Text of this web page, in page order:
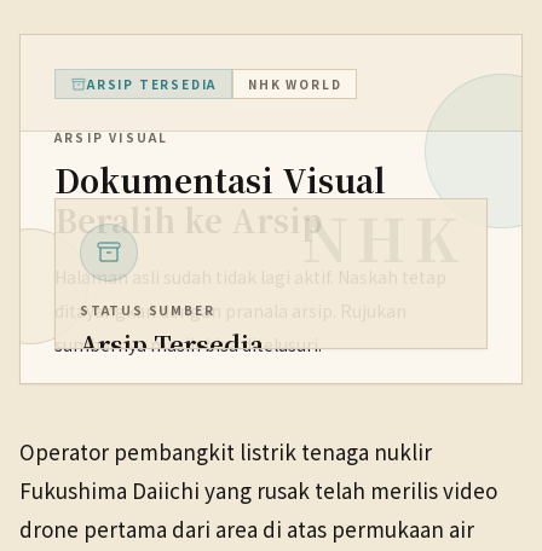
ARSIP TERSEDIA NHK WORLD
ARSIP VISUAL
Dokumentasi Visual
Beralih ke Arsip
Halaman asli sudah tidak lagi aktif. Naskah tetap
ditayangkan dengan pranala arsip. Rujukan
sumbernya masih bisa ditelusuri.
NHK
STATUS SUMBER
Arsip Tersedia
TANGGAL SUMBER
20 Mar 2026
Operator pembangkit listrik tenaga nuklir
Fukushima Daiichi yang rusak telah merilis video
drone pertama dari area di atas permukaan air